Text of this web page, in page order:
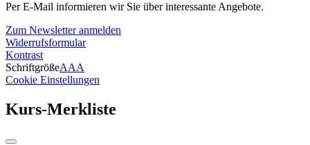
Per E-Mail informieren wir Sie über interessante Angebote.
Zum Newsletter anmelden
Widerrufsformular
Kontrast
SchriftgrößeAAA
Cookie Einstellungen
Kurs-Merkliste